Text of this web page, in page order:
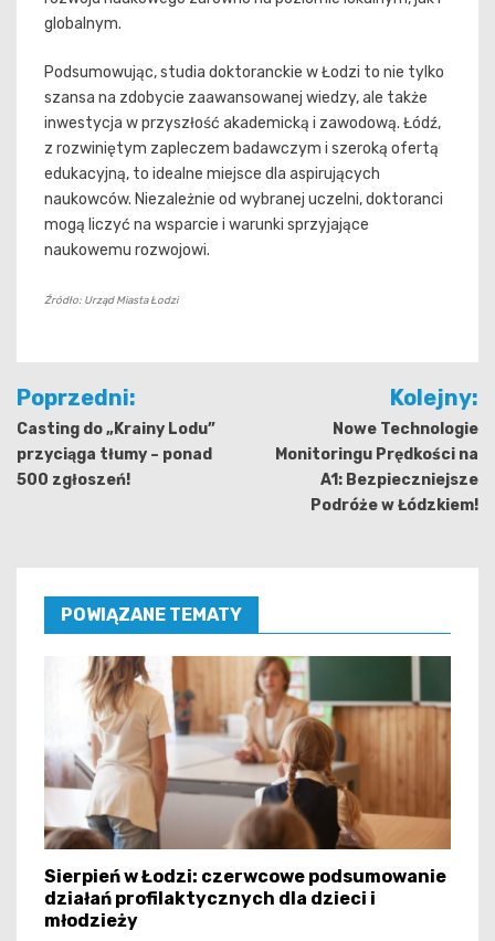
globalnym.
Podsumowując, studia doktoranckie w Łodzi to nie tylko
szansa na zdobycie zaawansowanej wiedzy, ale także
inwestycja w przyszłość akademicką i zawodową. Łódź,
z rozwiniętym zapleczem badawczym i szeroką ofertą
edukacyjną, to idealne miejsce dla aspirujących
naukowców. Niezależnie od wybranej uczelni, doktoranci
mogą liczyć na wsparcie i warunki sprzyjające
naukowemu rozwojowi.
Źródło: Urząd Miasta Łodzi
Nawigacja
wpisu
Poprzedni:
Casting do „Krainy Lodu”
przyciąga tłumy – ponad
500 zgłoszeń!
Kolejny:
Nowe Technologie
Monitoringu Prędkości na
A1: Bezpieczniejsze
Podróże w Łódzkiem!
POWIĄZANE TEMATY
Sierpień w Łodzi: czerwcowe podsumowanie
działań profilaktycznych dla dzieci i
młodzieży